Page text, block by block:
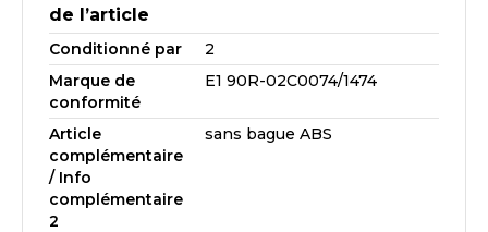
de l’article
Conditionné par
2
Marque de
conformité
E1 90R-02C0074/1474
Article
complémentaire
/ Info
complémentaire
2
sans bague ABS